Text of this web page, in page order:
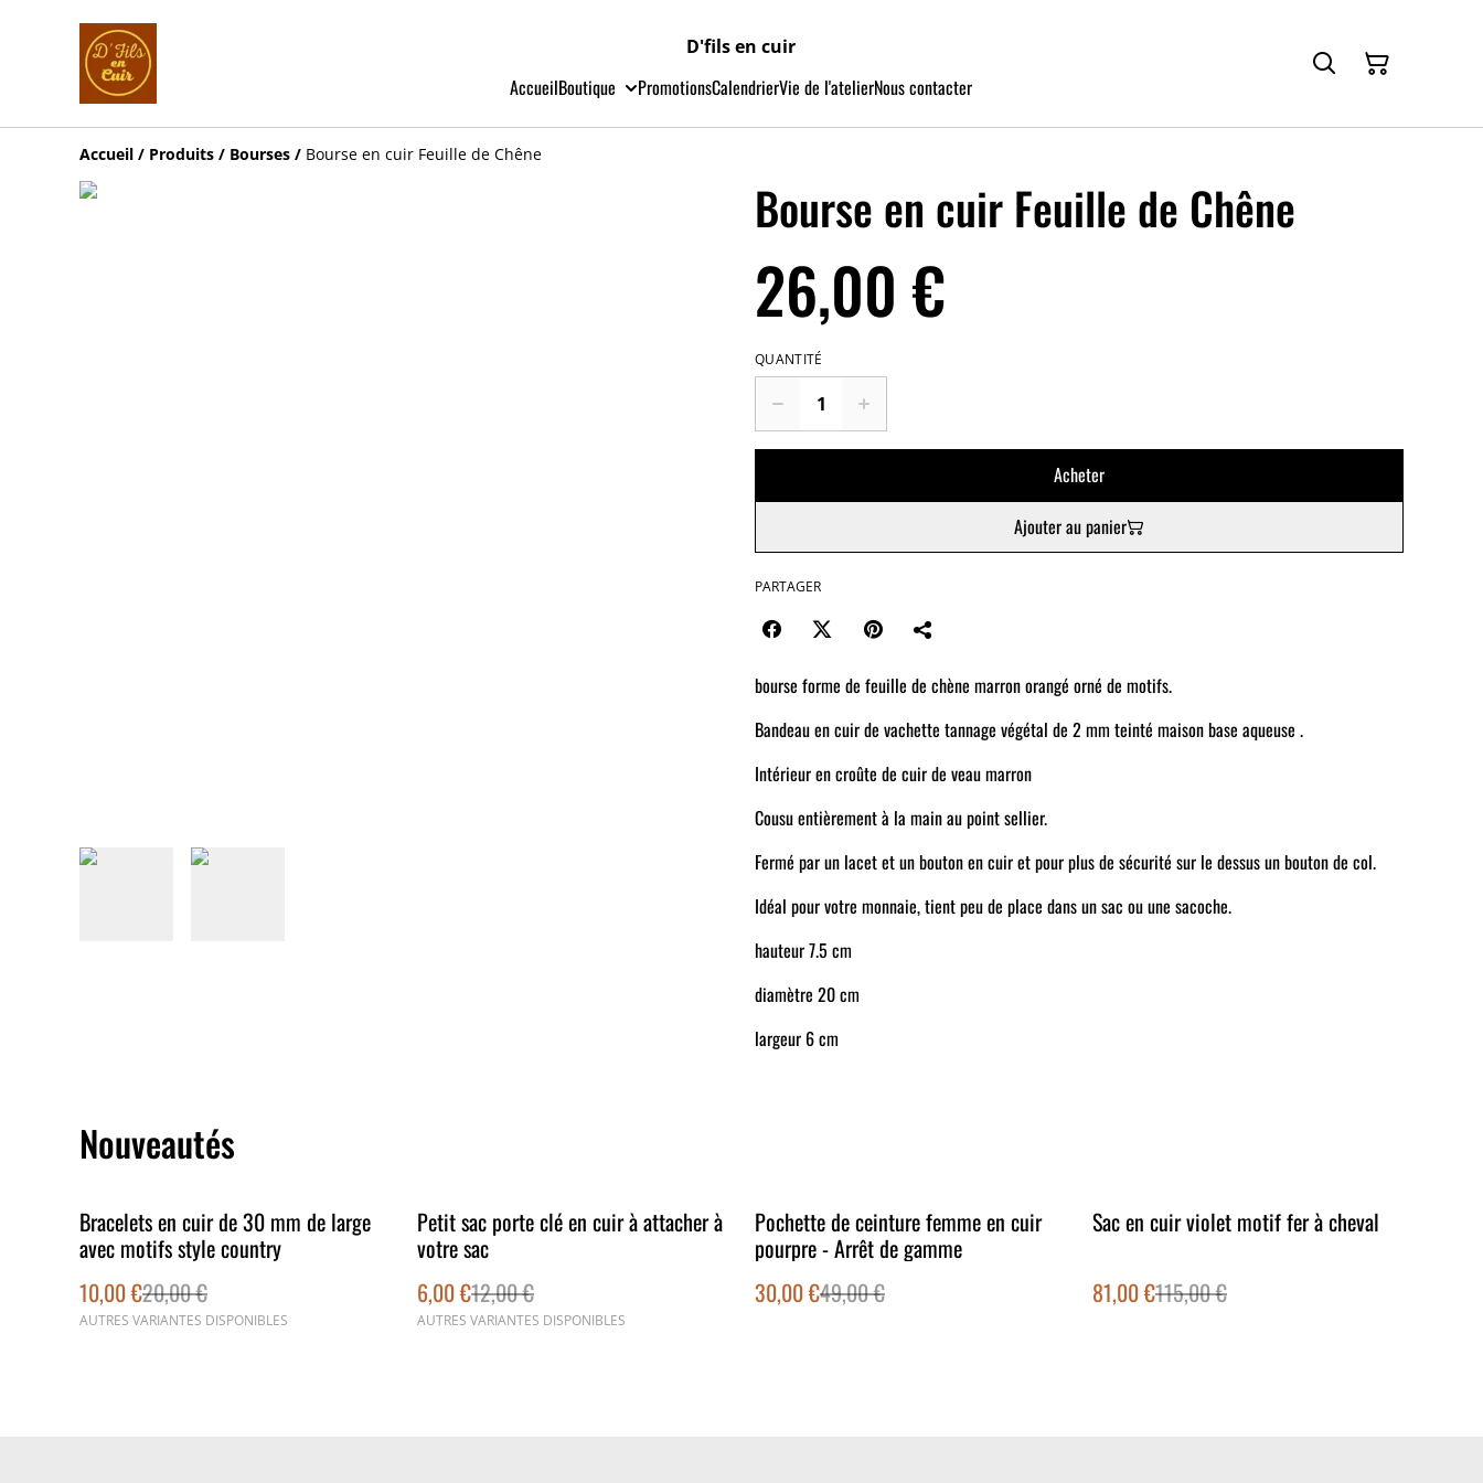
D'fils en cuir
AccueilBoutique PromotionsCalendrierVie de l'atelierNous contacter
Accueil / Produits / Bourses / Bourse en cuir Feuille de Chêne
Bourse en cuir Feuille de Chêne
26,00 €
QUANTITÉ
Acheter
Ajouter au panier
PARTAGER
bourse forme de feuille de chène marron orangé orné de motifs.
Bandeau en cuir de vachette tannage végétal de 2 mm teinté maison base aqueuse .
Intérieur en croûte de cuir de veau marron
Cousu entièrement à la main au point sellier.
Fermé par un lacet et un bouton en cuir et pour plus de sécurité sur le dessus un bouton de col.
Idéal pour votre monnaie, tient peu de place dans un sac ou une sacoche.
hauteur 7.5 cm
diamètre 20 cm
largeur 6 cm
Nouveautés
%
Bracelets en cuir de 30 mm de large
avec motifs style country
10,00 €20,00 €
AUTRES VARIANTES DISPONIBLES
%
Petit sac porte clé en cuir à attacher à
votre sac
6,00 €12,00 €
AUTRES VARIANTES DISPONIBLES
%
Pochette de ceinture femme en cuir
pourpre - Arrêt de gamme
30,00 €49,00 €
%
Sac en cuir violet motif fer à cheval
81,00 €115,00 €